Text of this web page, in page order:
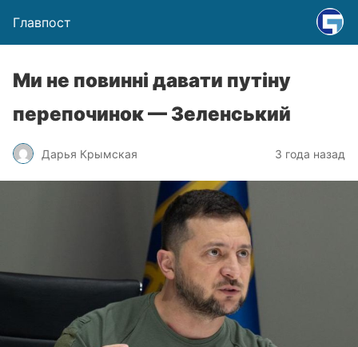
Главпост
Ми не повинні давати путіну
перепочинок — Зеленський
Дарья Крымская 3 года назад